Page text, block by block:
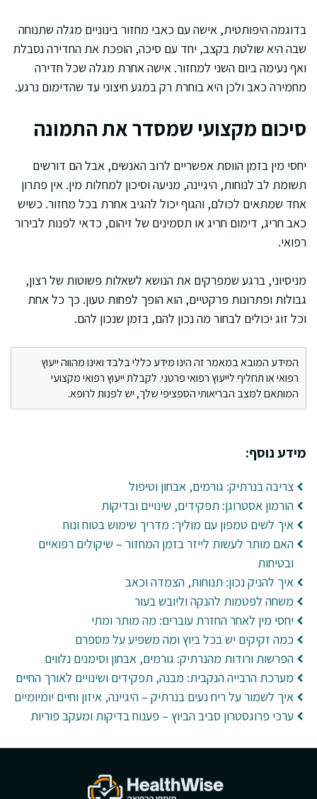
בדוגמה היפותטית, אישה עם כאבי מחזור בינוניים מגלה שתנוחה
שבה היא שולטת בקצב, יחד עם סיכה, הופכת את החדירה נסבלת
ואף נעימה ביום השני למחזור. אישה אחרת מגלה שכל חדירה
מחמירה כאב ולכן היא בוחרת רק במגע חיצוני עד שהדימום נרגע.
סיכום מקצועי שמסדר את התמונה
יחסי מין בזמן הווסת אפשריים לרוב האנשים, אבל הם דורשים
תשומת לב לנוחות, היגיינה, מניעה וסיכון למחלות מין. אין פתרון
אחד שמתאים לכולם, והגוף יכול להגיב אחרת בכל מחזור. כשיש
כאב חריג, דימום חריג או תסמינים של זיהום, כדאי לפנות לבירור
רפואי.
מניסיוני, ברגע שמפרקים את הנושא לשאלות פשוטות של רצון,
גבולות ופתרונות פרקטיים, הוא הופך לפחות טעון. כך כל אחת
וכל זוג יכולים לבחור מה נכון להם, בזמן שנכון להם.
המידע המובא במאמר זה הינו מידע כללי בלבד ואינו מהווה ייעוץ
רפואי או תחליף לייעוץ רפואי פרטני. לקבלת ייעוץ רפואי מקצועי
המותאם למצב הבריאותי הספציפי שלך, יש לפנות לרופא.
מידע נוסף:
צריבה בנרתיק: גורמים, אבחון וטיפול
הורמון אסטרוגן: תפקידים, שינויים ובדיקות
איך לשים טמפון עם מוליך: מדריך שימוש בטוח ונוח
האם מותר לעשות לייזר בזמן המחזור – שיקולים רפואיים
ובטיחות
איך להניק נכון: תנוחות, הצמדה וכאב
משחה לפטמות להנקה וליובש בעור
יחסי מין לאחר החזרת עוברים: מה מותר ומתי
כמה זקיקים יש בכל ביוץ ומה משפיע על מספרם
הפרשות ורודות מהנרתיק: גורמים, אבחון וסימנים נלווים
מערכת הרבייה הנקבית: מבנה, תפקידים ושינויים לאורך החיים
איך לשמור על ריח נעים בנרתיק – היגיינה, איזון וחיים יומיומיים
ערכי פרוגסטרון סביב הביוץ – פענוח בדיקות ומעקב פוריות